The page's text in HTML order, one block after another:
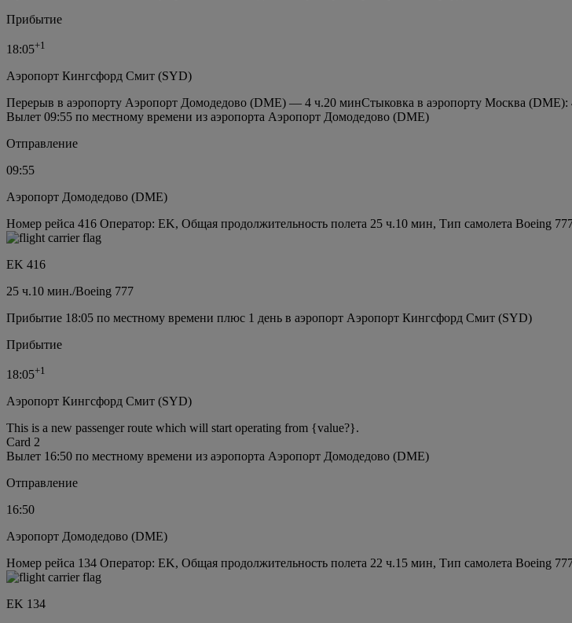
Прибытие
18:05+1
Аэропорт Кингсфорд Смит (SYD)
Перерыв в аэропорту Аэропорт Домодедово (DME) — 4 ч.20 минСтыковка в аэропорту Москва (DME):
Вылет 09:55 по местному времени из аэропорта Аэропорт Домодедово (DME)
Отправление
09:55
Аэропорт Домодедово (DME)
Номер рейса 416 Оператор: EK, Общая продолжительность полета 25 ч.10 мин, Тип самолета Boeing
EK 416
25 ч.10 мин./Boeing 777
Прибытие 18:05 по местному времени плюс 1 день в аэропорт Аэропорт Кингсфорд Смит (SYD)
Прибытие
18:05+1
Аэропорт Кингсфорд Смит (SYD)
This is a new passenger route which will start operating from {value?}.
Card 2
Вылет 16:50 по местному времени из аэропорта Аэропорт Домодедово (DME)
Отправление
16:50
Аэропорт Домодедово (DME)
Номер рейса 134 Оператор: EK, Общая продолжительность полета 22 ч.15 мин, Тип самолета Boeing
EK 134